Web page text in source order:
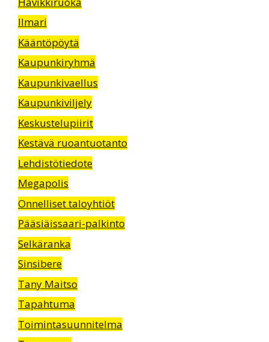
Ilmari
Kääntöpöytä
Kaupunkiryhmä
Kaupunkivaellus
Kaupunkiviljely
Keskustelupiirit
Kestävä ruoantuotanto
Lehdistötiedote
Megapolis
Onnelliset taloyhtiöt
Pääsiäissaari-palkinto
Selkäranka
Sinsibere
Tany Maitso
Tapahtuma
Toimintasuunnitelma